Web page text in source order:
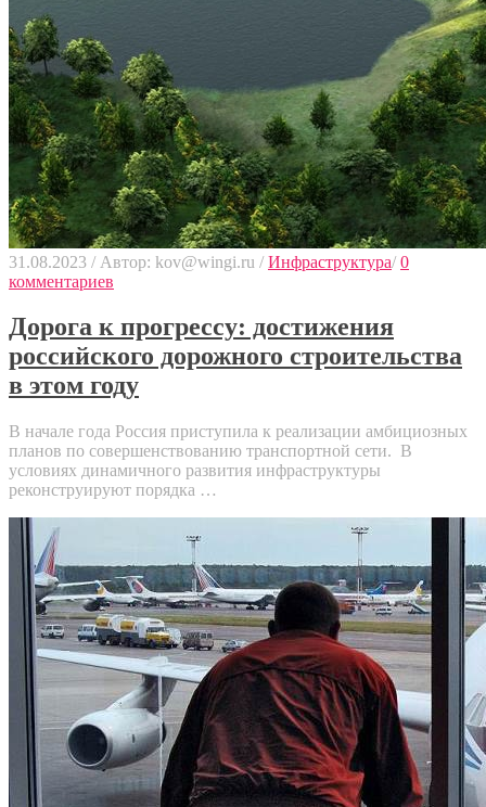
31.08.2023 / Автор: kov@wingi.ru / Инфраструктура/ 0
комментариев
Дорога к прогрессу: достижения
российского дорожного строительства
в этом году
В начале года Россия приступила к реализации амбициозных
планов по совершенствованию транспортной сети. В
условиях динамичного развития инфраструктуры
реконструируют порядка …